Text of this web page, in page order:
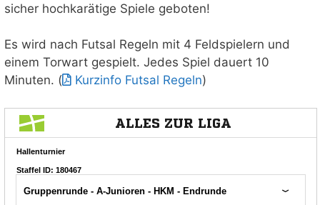
sicher hochkarätige Spiele geboten!
Es wird nach Futsal Regeln mit 4 Feldspielern und
einem Torwart gespielt. Jedes Spiel dauert 10
Minuten. (
Kurzinfo Futsal Regeln)